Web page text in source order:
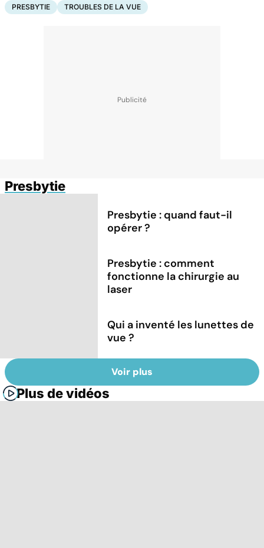
PRESBYTIE TROUBLES DE LA VUE
Presbytie
Presbytie : quand faut-il
opérer ?
Presbytie : comment
fonctionne la chirurgie au
laser
Qui a inventé les lunettes de
vue ?
Voir plus
Plus de vidéos